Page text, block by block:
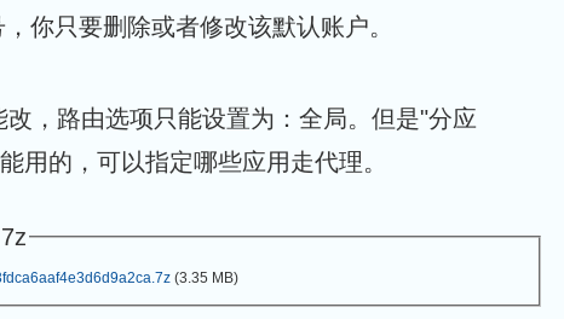
你只要删除或者修改该默认账户。
改，路由选项只能设置为：全局。但是"分应
用的，可以指定哪些应用走代理。
(3.35 MB)